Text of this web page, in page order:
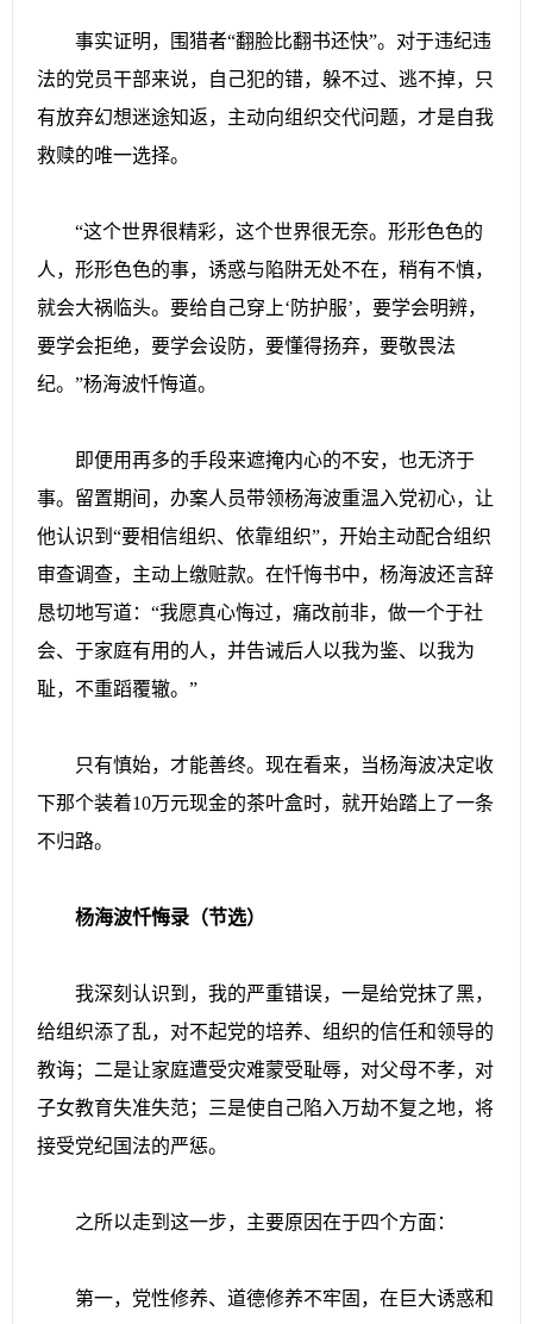
事实证明，围猎者“翻脸比翻书还快”。对于违纪违
法的党员干部来说，自己犯的错，躲不过、逃不掉，只
有放弃幻想迷途知返，主动向组织交代问题，才是自我
救赎的唯一选择。
“这个世界很精彩，这个世界很无奈。形形色色的
人，形形色色的事，诱惑与陷阱无处不在，稍有不慎，
就会大祸临头。要给自己穿上‘防护服’，要学会明辨，
要学会拒绝，要学会设防，要懂得扬弃，要敬畏法
纪。”杨海波忏悔道。
即便用再多的手段来遮掩内心的不安，也无济于
事。留置期间，办案人员带领杨海波重温入党初心，让
他认识到“要相信组织、依靠组织”，开始主动配合组织
审查调查，主动上缴赃款。在忏悔书中，杨海波还言辞
恳切地写道：“我愿真心悔过，痛改前非，做一个于社
会、于家庭有用的人，并告诫后人以我为鉴、以我为
耻，不重蹈覆辙。”
只有慎始，才能善终。现在看来，当杨海波决定收
下那个装着10万元现金的茶叶盒时，就开始踏上了一条
不归路。
杨海波忏悔录（节选）
我深刻认识到，我的严重错误，一是给党抹了黑，
给组织添了乱，对不起党的培养、组织的信任和领导的
教诲；二是让家庭遭受灾难蒙受耻辱，对父母不孝，对
子女教育失准失范；三是使自己陷入万劫不复之地，将
接受党纪国法的严惩。
之所以走到这一步，主要原因在于四个方面：
第一，党性修养、道德修养不牢固，在巨大诱惑和